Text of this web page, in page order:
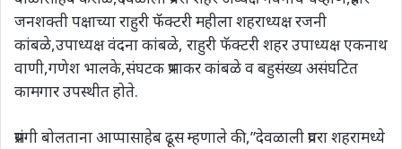
जनशक्ती पक्षाच्या राहुरी फॅक्टरी महीला शहराध्यक्ष रजनी
कांबळे,उपाध्यक्ष वंदना कांबळे, राहुरी फॅक्टरी शहर उपाध्यक्ष एकनाथ
वाणी,गणेश भालके,संघटक प्रभाकर कांबळे व बहुसंख्य असंघटित
कामगार उपस्थीत होते.
प्रसंगी बोलताना आप्पासाहेब ढूस म्हणाले की,”देवळाली प्रवरा शहरामध्ये